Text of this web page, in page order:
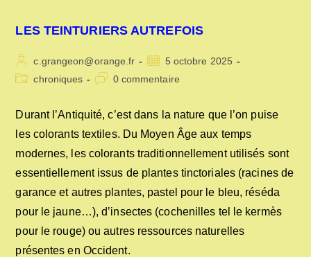
LES TEINTURIERS AUTREFOIS
Auteur/autrice
de
c.grangeon@orange.fr
Publication
publiée :
5 octobre 2025
Postchroniques
Commentaires
la
publication :
0 commentaire
Durant l’Antiquité, c’est dans la nature que l’on puise
les colorants textiles. Du Moyen Âge aux temps
modernes, les colorants traditionnellement utilisés sont
essentiellement issus de plantes tinctoriales (racines de
garance et autres plantes, pastel pour le bleu, réséda
pour le jaune…), d’insectes (cochenilles tel le kermès
pour le rouge) ou autres ressources naturelles
présentes en Occident.